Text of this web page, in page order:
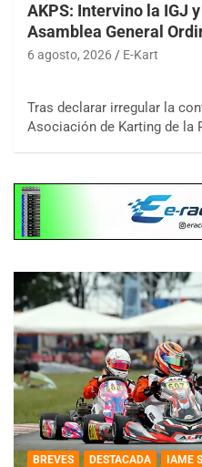
AKPS: Intervino la IGJ
Asamblea General
6 agosto, 2026 E-Kart
Tras declarar irregular la
Asociación de Karting de la
BREVES DESTACADA
IAME